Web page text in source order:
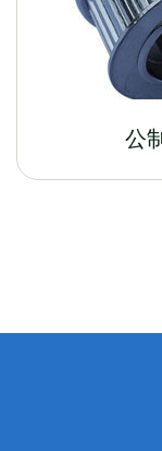
公